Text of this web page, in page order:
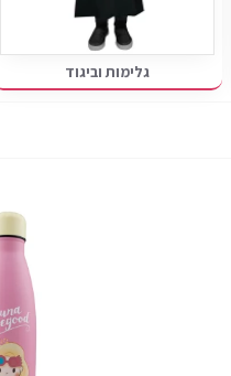
גלימות וביגוד